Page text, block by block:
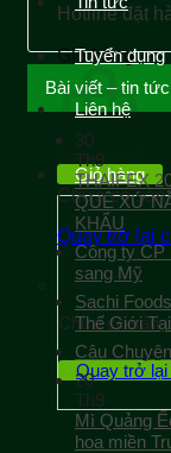
Hotline đặt
Giỏ hàng
Chưa có sản
Quay trở lại
Tuyển dụng
Liên hệ
Giỏ hàng
Chưa có sản
Quay trở
Bài viết – tin tức
30
Th9
THAIFEX
QUÊ XỨ
KHẨU
Công ty CP
sang Mỹ
Sachi
Thế Giới
Câu
20
Th9
Mì Quảng
hoa miền